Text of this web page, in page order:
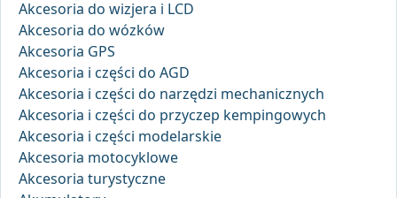
Akcesoria do wizjera i LCD
Akcesoria do wózków
Akcesoria GPS
Akcesoria i części do AGD
Akcesoria i części do narzędzi mechanicznych
Akcesoria i części do przyczep kempingowych
Akcesoria i części modelarskie
Akcesoria motocyklowe
Akcesoria turystyczne